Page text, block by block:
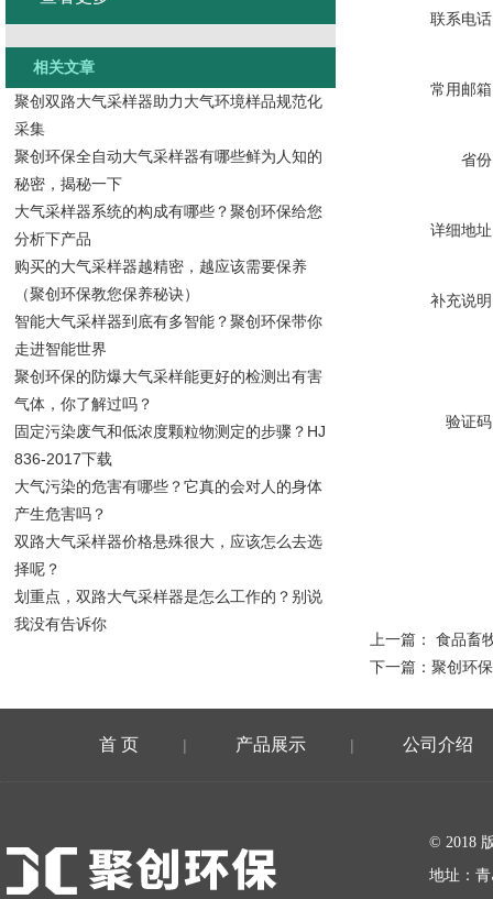
联系电
常用邮
省
详细地
补充说
验证
上一篇： 食品畜
下一篇： 聚创环
相关文章
聚创双路大气采样器助力大气环境样品规范化
采集
聚创环保全自动大气采样器有哪些鲜为人知的
秘密，揭秘一下
大气采样器系统的构成有哪些？聚创环保给您
分析下产品
购买的大气采样器越精密，越应该需要保养
（聚创环保教您保养秘诀）
智能大气采样器到底有多智能？聚创环保带你
走进智能世界
聚创环保的防爆大气采样能更好的检测出有害
气体，你了解过吗？
固定污染废气和低浓度颗粒物测定的步骤？HJ
836-2017下载
大气污染的危害有哪些？它真的会对人的身体
产生危害吗？
双路大气采样器价格悬殊很大，应该怎么去选
择呢？
划重点，双路大气采样器是怎么工作的？别说
我没有告诉你
首 页 | 产品展示 | 公司介绍
© 2018
地址：